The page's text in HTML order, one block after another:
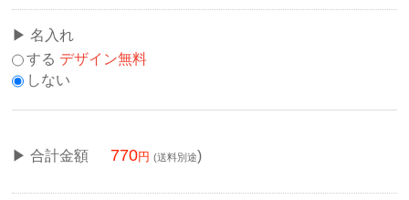
名入れ
する デザイン無料
しない
合計金額 770 (送料別途)